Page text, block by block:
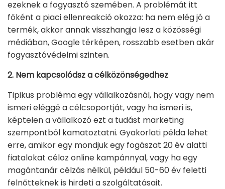
ezeknek a fogyasztó szemében. A problémát itt
főként a piaci ellenreakció okozza: ha nem elég jó a
termék, akkor annak visszhangja lesz a közösségi
médiában, Google térképen, rosszabb esetben akár
fogyasztóvédelmi szinten.
2. Nem kapcsolódsz a célközönségedhez
Tipikus probléma egy vállalkozásnál, hogy vagy nem
ismeri eléggé a célcsoportját, vagy ha ismeri is,
képtelen a vállalkozó ezt a tudást marketing
szempontból kamatoztatni. Gyakorlati példa lehet
erre, amikor egy mondjuk egy fogászat 20 év alatti
fiatalokat céloz online kampánnyal, vagy ha egy
magántanár célzás nélkül, például 50-60 év feletti
felnőtteknek is hirdeti a szolgáltatásait.